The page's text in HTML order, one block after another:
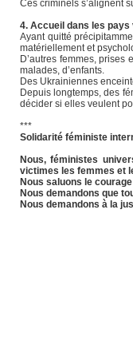
Ces criminels s’alignent
4. Accueil dans les pays
Ayant quitté
matériellement et
D’autres femmes,
malades, d’enfants.
Des Ukrainiennes
Depuis longtemps, des
décider si elles veulent
***
Solidarité féministe
Nous, féministes
victimes les femmes et
Nous saluons le
Nous demandons que
Nous demandons à la